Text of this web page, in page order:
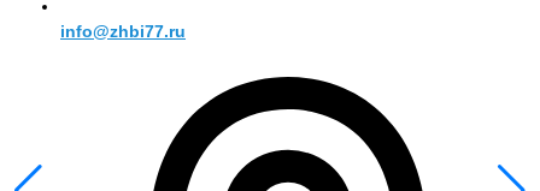
info@zhbi77.ru